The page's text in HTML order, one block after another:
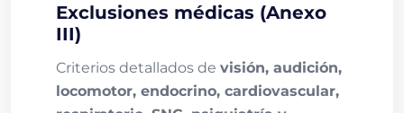
Exclusiones médicas (Anexo
III)
Criterios detallados de visión, audición,
locomotor, endocrino, cardiovascular,